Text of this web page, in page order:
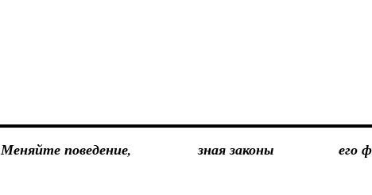
Меняйте поведение, зная законы его